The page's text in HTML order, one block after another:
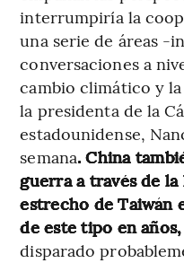
interrumpiría la
una serie de áreas -
conversaciones a
cambio climático y
la presidenta de la
estadounidense,
semana. China
guerra a través de
estrecho de Taiwán
de este tipo en años,
disparado